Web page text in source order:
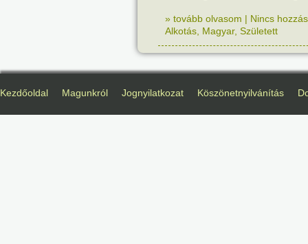
» tovább olvasom | Nincs
Alkotás Magyar, Született
Kezdőoldal Magunkról Jognyilatkozat Köszönetnyilvánítás